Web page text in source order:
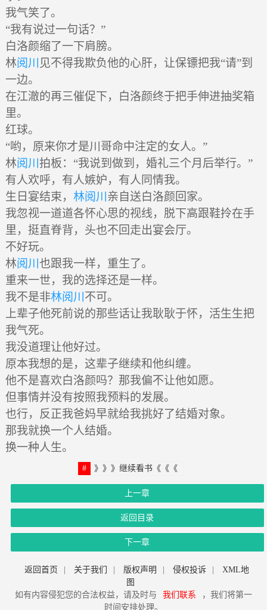
我气笑了。
“我有说过一句话？”
白洛颜缩了一下肩膀。
林阅川
见不得我欺负他的心肝，让保镖把我“请”到
一边。
在江澈的再三催促下，白洛颜终于把手伸进抽奖箱
里。
红球。
“哟，原来你才是川哥命中注定的女人。”
林阅川 拍板：“我说到做到，婚礼三个月后举行。”
有人欢呼，有人嫉妒，有人同情我。
生日宴结束， 林阅川 亲自送白洛颜回家。
我忽视一道道各怀心思的视线，脱下高跟鞋拎在手
里，挺直脊背，头也不回走出宴会厅。
不好玩。
林阅川 也跟我一样，重生了。
重来一世，我的选择还是一样。
我不是非林阅川 不可。
上辈子他死前说的那些话让我耿耿于怀，活生生把
我气死。
我没道理让他好过。
原本我想的是，这辈子继续和他纠缠。
他不是喜欢白洛颜吗？那我偏不让他如愿。
但事情并没有按照我预料的发展。
也行，反正我爸妈早就给我挑好了结婚对象。
那我就换一个人结婚。
换一种人生。
》》》继续看书《《《
上一章
返回目录
下一章
返回首页 关于我们 版权声明 侵权投诉
XML地
图
如有内容侵犯您的合法权益，请及时与
我们联系
，我们将第一
时间安排处理。